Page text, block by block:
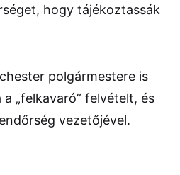
hogy tájékoztassák
polgármestere is
„felkavaró” felvételt, és
vezetőjével.